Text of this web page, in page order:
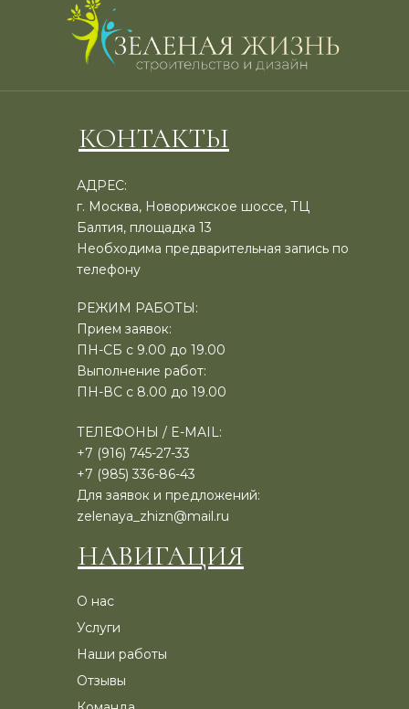
КОНТАКТЫ
НАВИГАЦИЯ
АДРЕС:
г. Москва, Новорижское шоссе, ТЦ
Балтия, площадка 13
Необходима предварительная запись по
телефону
РЕЖИМ РАБОТЫ:
Прием заявок:
ПН-СБ с 9.00 до 19.00
Выполнение работ:
ПН-ВС с 8.00 до 19.00
ТЕЛЕФОНЫ / E-MAIL:
+7 (916) 745-27-33
+7 (985) 336-86-43
Для заявок и предложений:
zelenaya_zhizn@mail.ru
О нас
Услуги
Наши работы
Отзывы